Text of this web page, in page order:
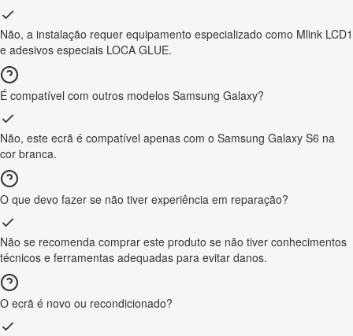
Não, a instalação requer equipamento especializado como Mlink LCD1
e adesivos especiais LOCA GLUE.
É compatível com outros modelos Samsung Galaxy?
Não, este ecrã é compatível apenas com o Samsung Galaxy S6 na
cor branca.
O que devo fazer se não tiver experiência em reparação?
Não se recomenda comprar este produto se não tiver conhecimentos
técnicos e ferramentas adequadas para evitar danos.
O ecrã é novo ou recondicionado?